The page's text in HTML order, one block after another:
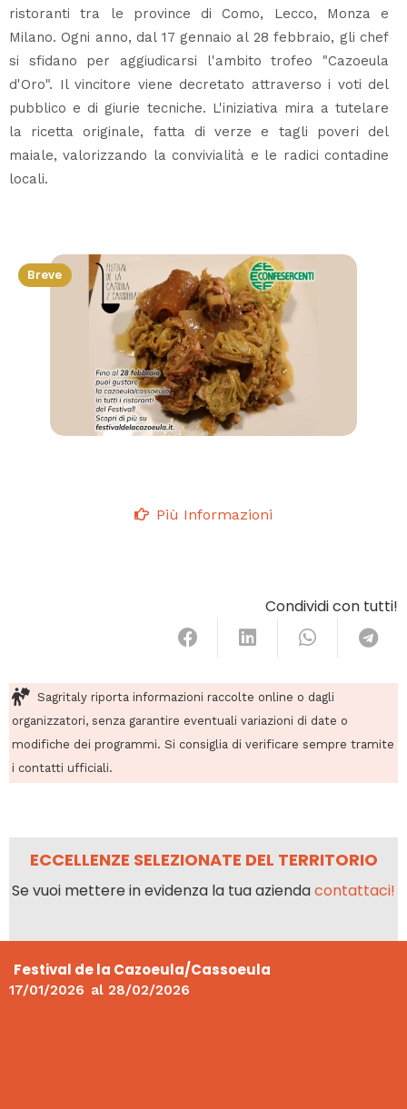
ristoranti tra le province di Como, Lecco, Monza e
Milano. Ogni anno, dal 17 gennaio al 28 febbraio, gli chef
si sfidano per aggiudicarsi l'ambito trofeo "Cazoeula
d'Oro". Il vincitore viene decretato attraverso i voti del
pubblico e di giurie tecniche. L'iniziativa mira a tutelare
la ricetta originale, fatta di verze e tagli poveri del
maiale, valorizzando la convivialità e le radici contadine
locali.
Breve
Più Informazioni
Condividi con tutti!
Sagritaly riporta informazioni raccolte online o dagli
organizzatori, senza garantire eventuali variazioni di date o
modifiche dei programmi. Si consiglia di verificare sempre tramite
i contatti ufficiali.
ECCELLENZE SELEZIONATE DEL TERRITORIO
Se vuoi mettere in evidenza la tua aziendacontattaci!
Festival de la Cazoeula/Cassoeula
17/01/2026 al 28/02/2026